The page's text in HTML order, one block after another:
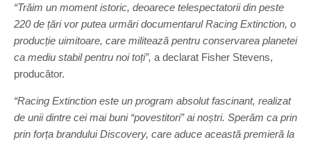
“Trăim un moment istoric, deoarece telespectatorii din peste
220 de țări vor putea urmări documentarul Racing Extinction, o
producție uimitoare, care militează pentru conservarea planetei
ca mediu stabil pentru noi toți”, a declarat Fisher Stevens,
producător.
“Racing Extinction este un program absolut fascinant, realizat
de unii dintre cei mai buni “povestitori” ai noștri. Sperăm ca prin
prin forța brandului Discovery, care aduce această premieră la